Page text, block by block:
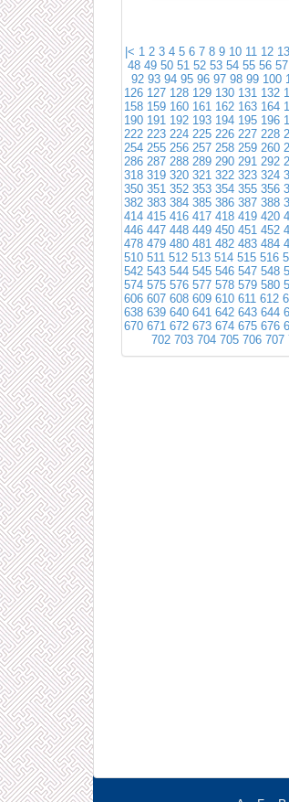
|< 1 2 3 4 5 6 7 8 9 10 11 12 13
48 49 50 51 52 53 54 55 56 57
92 93 94 95 96 97 98 99 100
126 127 128 129 130 131 132
158 159 160 161 162 163 164
190 191 192 193 194 195 196
222 223 224 225 226 227 228
254 255 256 257 258 259 260
286 287 288 289 290 291 292
318 319 320 321 322 323 324
350 351 352 353 354 355 356
382 383 384 385 386 387 388
414 415 416 417 418 419 420
446 447 448 449 450 451 452
478 479 480 481 482 483 484
510 511 512 513 514 515 516
542 543 544 545 546 547 548
574 575 576 577 578 579 580
606 607 608 609 610 611 612
638 639 640 641 642 643 644
670 671 672 673 674 675 676
702 703 704 705 706 707